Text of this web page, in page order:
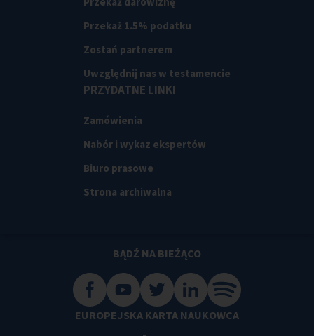
Przekaż 1.5% podatku
Zostań partnerem
Uwzględnij nas w testamencie
PRZYDATNE LINKI
Zamówienia
Nabór i wykaz ekspertów
Biuro prasowe
Strona archiwalna
BĄDŹ NA BIEŻĄCO
EUROPEJSKA KARTA NAUKOWCA